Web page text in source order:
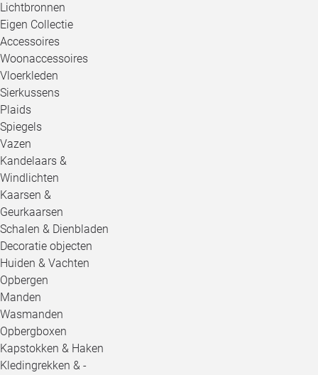
Lichtbronnen
Eigen Collectie
Accessoires
Woonaccessoires
Vloerkleden
Sierkussens
Plaids
Spiegels
Vazen
Kandelaars &
Windlichten
Kaarsen &
Geurkaarsen
Schalen & Dienbladen
Decoratie objecten
Huiden & Vachten
Opbergen
Manden
Wasmanden
Opbergboxen
Kapstokken & Haken
Kledingrekken & -